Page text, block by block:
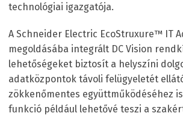
technológiai igazgatója.
A Schneider Electric EcoStruxure™ IT
megoldásába integrált DC Vision
lehetőségeket biztosít a helyszíni
adatközpontok távoli felügyeletét
zökkenőmentes együttműködéséhez
funkció például lehetővé teszi a